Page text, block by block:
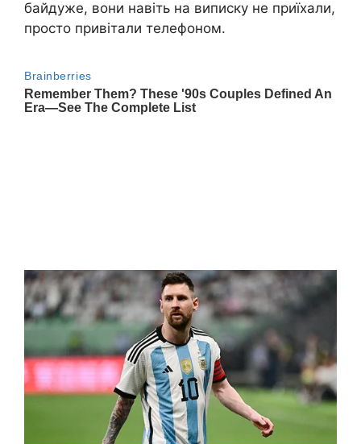
байдуже, вони навіть на виписку не приїхали,
просто привітали телефоном.